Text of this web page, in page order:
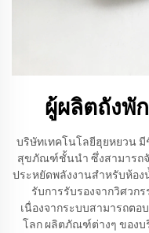
ผู้ผลิตถังพั
บริษัทเทคโนโลยีฮุยหยวน
สุขภัณฑ์ชั้นนำ ซึ่งสามารถ
ประหยัดพลังงานสำหรับห้อ
รับการรับรองจากวิศวก
เนื่องจากระบบสามารถต
โลก ผลิตภัณฑ์ต่างๆ ของบ